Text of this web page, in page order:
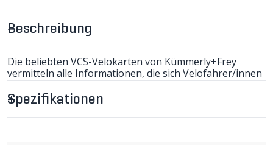
Beschreibung
Die beliebten VCS-Velokarten von Kümmerly+Frey
vermitteln alle Informationen, die sich Velofahrer/innen
vor und während der Fahrt wünschen. Steigungen,
Höhendifferenzen, Strassenbeläge,
Verkehrsaufkommen, GPS-Gitternetz und vieles mehr...
Mit Ausnahme weniger Alpentäler ist die ganze Schweiz
Spezifikationen